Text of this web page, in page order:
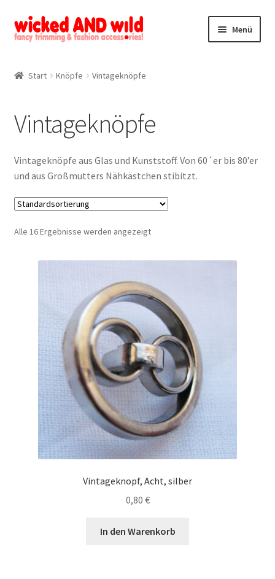
Zur
Navigation
Zum
Inhalt
Menü
Mein Konto
Kontakt
Start Knöpfe Vintageknöpfe
Vintageknöpfe
Vintageknöpfe aus Glas und Kunststoff. Von 60´er bis 80’er
und aus Großmutters Nähkästchen stibitzt.
Alle 16 Ergebnisse werden angezeigt
Vintageknopf, Acht, silber
0,80 €
In den Warenkorb